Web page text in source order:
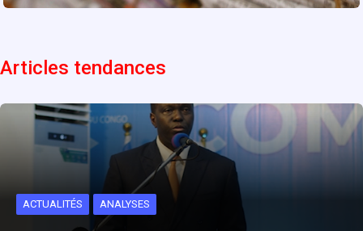
Articles tendances
ACTUALITÉS ANALYSES